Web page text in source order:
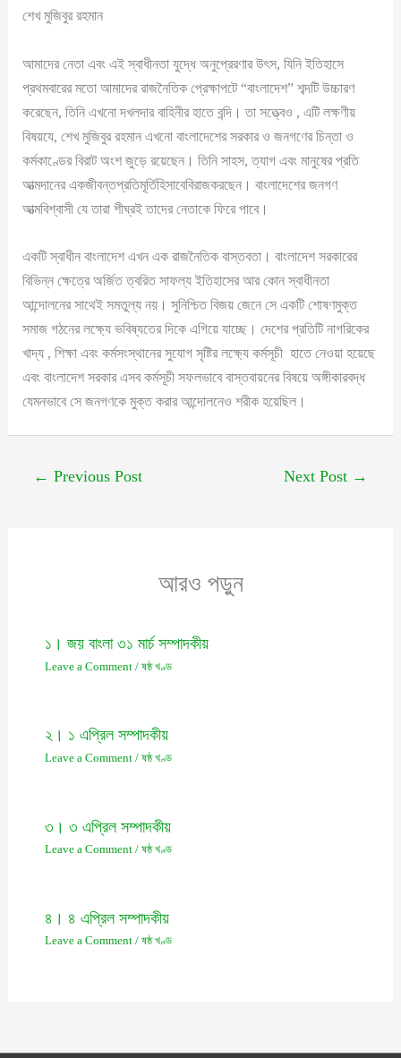
শেখ মুজিবুর রহমান
আমাদের নেতা এবং এই স্বাধীনতা যুদ্ধে অনুপ্রেরণার উৎস, যিনি ইতিহাসে
প্রথমবারের মতো আমাদের রাজনৈতিক প্রেক্ষাপটে “বাংলাদেশ” শব্দটি উচ্চারণ
করেছেন, তিনি এখনো দখলদার বাহিনীর হাতে বন্দি। তা সত্ত্বেও , এটি লক্ষণীয়
বিষয়যে, শেখ মুজিবুর রহমান এখনো বাংলাদেশের সরকার ও জনগণের চিন্তা ও
কর্মকাণ্ডের বিরাট অংশ জুড়ে রয়েছেন। তিনি সাহস, ত্যাগ এবং মানুষের প্রতি
আত্মদানের একজীবন্তপ্রতিমূর্তিহিসাবেবিরাজকরছেন। বাংলাদেশের জনগণ
আত্মবিশ্বাসী যে তারা শীঘ্রই তাদের নেতাকে ফিরে পাবে।
একটি স্বাধীন বাংলাদেশ এখন এক রাজনৈতিক বাস্তবতা। বাংলাদেশ সরকারের
বিভিন্ন ক্ষেত্রে অর্জিত ত্বরিত সাফল্য ইতিহাসের আর কোন স্বাধীনতা
আন্দোলনের সাথেই সমতুল্য নয়। সুনিশ্চিত বিজয় জেনে সে একটি শোষণমুক্ত
সমাজ গঠনের লক্ষ্যে ভবিষ্যতের দিকে এগিয়ে যাচ্ছে। দেশের প্রতিটি নাগরিকের
খাদ্য , শিক্ষা এবং কর্মসংস্থানের সুযোগ সৃষ্টির লক্ষ্যে কর্মসূচী হাতে নেওয়া হয়েছে
এবং বাংলাদেশ সরকার এসব কর্মসূচী সফলভাবে বাস্তবায়নের বিষয়ে অঙ্গীকারবদ্ধ
যেমনভাবে সে জনগণকে মুক্ত করার আন্দোলনেও শরীক হয়েছিল।
← Previous Post Next Post →
আরও পড়ুন
১। জয় বাংলা ৩১ মার্চ সম্পাদকীয়
Leave a Comment / ষষ্ঠ খণ্ড
২। ১ এপ্রিল সম্পাদকীয়
Leave a Comment / ষষ্ঠ খণ্ড
৩। ৩ এপ্রিল সম্পাদকীয়
Leave a Comment / ষষ্ঠ খণ্ড
৪। ৪ এপ্রিল সম্পাদকীয়
Leave a Comment / ষষ্ঠ খণ্ড